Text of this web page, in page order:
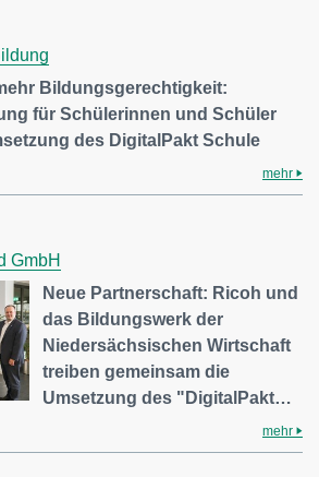
Bildungsgerechtigkeit:
für Schülerinnen und Schüler
des DigitalPakt Schule
mehr
GmbH
Neue Partnerschaft: Ricoh und
das Bildungswerk der
Niedersächsischen Wirtschaft
treiben gemeinsam die
Umsetzung des "DigitalPakt…
mehr